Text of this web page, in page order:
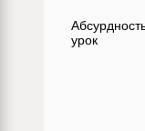
урок